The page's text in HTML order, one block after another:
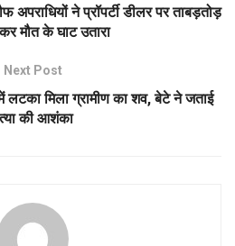
अपराधियों ने प्रॉपर्टी डीलर पर ताबड़तोड़
मौत के घाट उतारा
Next Post
लटका मिला ग्रामीण का शव, बेटे ने जताई
की आशंका